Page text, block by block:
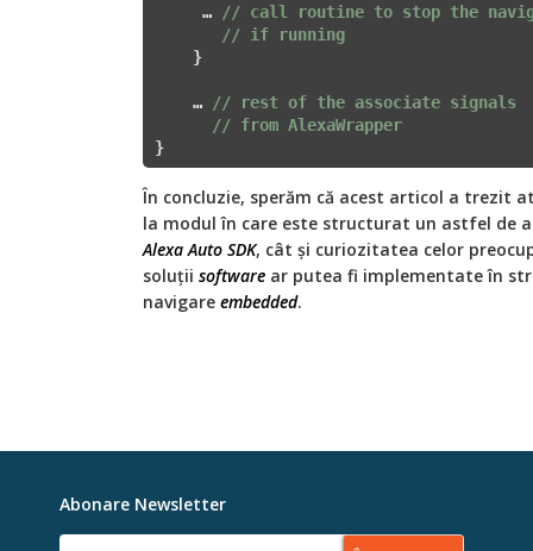
     …
// call routine to stop the
// if running
    }
    …
// rest of the associate signals
// from AlexaWrapper
}
În concluzie, sperăm că acest articol a trezit
la modul în care este structurat un astfel de
Alexa Auto SDK, cât și curiozitatea celor
soluții software ar putea fi implementate în
navigare embedded.
Abonare Newsletter